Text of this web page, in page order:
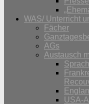
WAS/ Unterricht
Fächer
AGs
Austausch
USA-